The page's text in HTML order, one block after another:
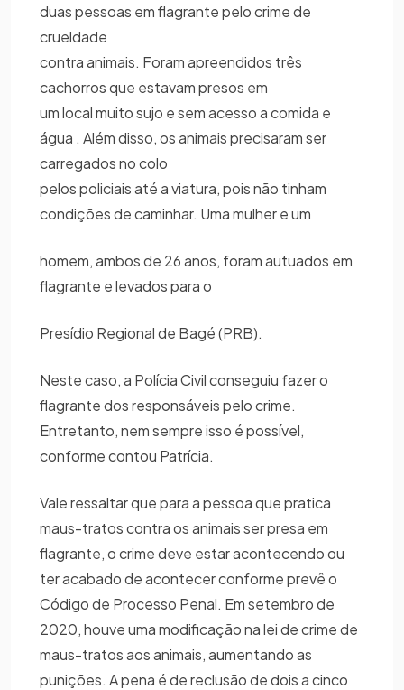
duas pessoas em flagrante pelo crime de
crueldade
contra animais. Foram apreendidos três
cachorros que estavam presos em
um local muito sujo e sem acesso a comida e
água . Além disso, os animais precisaram ser
carregados no colo
pelos policiais até a viatura, pois não tinham
condições de caminhar. Uma mulher e um
homem, ambos de 26 anos, foram autuados em
flagrante e levados para o
Presídio Regional de Bagé (PRB).
Neste caso, a Polícia Civil conseguiu fazer o
flagrante dos responsáveis pelo crime.
Entretanto, nem sempre isso é possível,
conforme contou Patrícia.
Vale ressaltar que para a pessoa que pratica
maus-tratos contra os animais ser presa em
flagrante, o crime deve estar acontecendo ou
ter acabado de acontecer conforme prevê o
Código de Processo Penal. Em setembro de
2020, houve uma modificação na lei de crime de
maus-tratos aos animais, aumentando as
punições. A pena é de reclusão de dois a cinco